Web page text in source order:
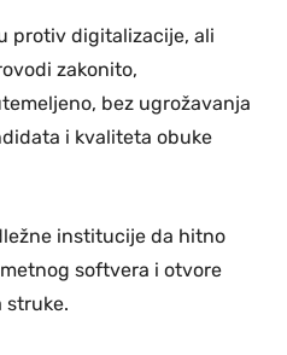
protiv digitalizacije, ali
zakonito,
bez ugrožavanja
i kvaliteta obuke
institucije da hitno
softvera i otvore
struke.